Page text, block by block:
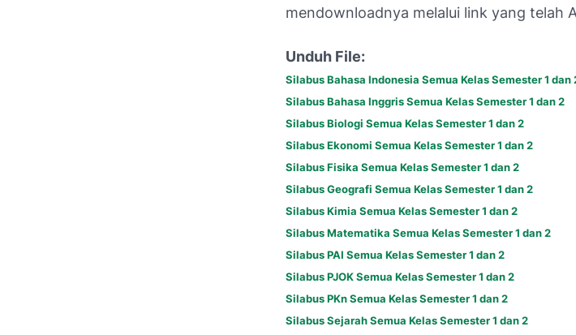
mendownloadnya melalui link yang telah
Unduh File:
Silabus Bahasa Indonesia Semua Kelas Semester 1 dan
Silabus Bahasa Inggris Semua Kelas Semester 1 dan 2
Silabus Biologi Semua Kelas Semester 1 dan 2
Silabus Ekonomi Semua Kelas Semester 1 dan 2
Silabus Fisika Semua Kelas Semester 1 dan 2
Silabus Geografi Semua Kelas Semester 1 dan 2
Silabus Kimia Semua Kelas Semester 1 dan 2
Silabus Matematika Semua Kelas Semester 1 dan 2
Silabus PAI Semua Kelas Semester 1 dan 2
Silabus PJOK Semua Kelas Semester 1 dan 2
Silabus PKn Semua Kelas Semester 1 dan 2
Silabus Sejarah Semua Kelas Semester 1 dan 2